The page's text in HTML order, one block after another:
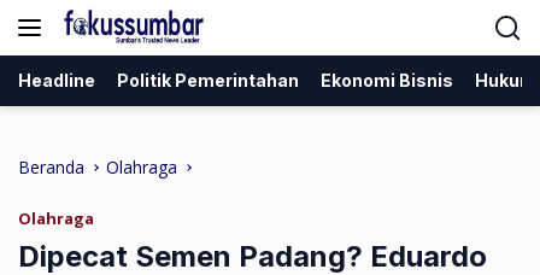
Langsung
Headline Politik Pemerintahan Ekonomi Bisnis Hukum
Beranda Olahraga
Olahraga
Dipecat Semen Padang? Eduardo